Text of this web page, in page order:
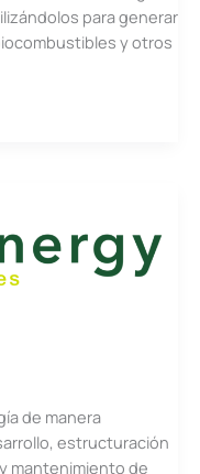
para generar
y otros
de manera
estructuración
mantenimiento de